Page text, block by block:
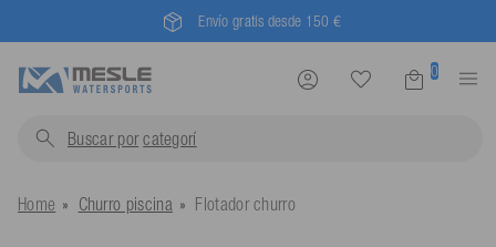
Mesle® - desde 1955
0
Buscar por categ
Home Churro piscina Flotador churro